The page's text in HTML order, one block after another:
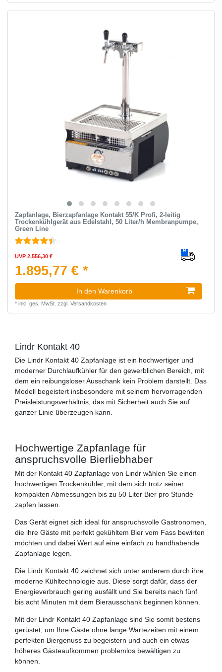
Zapfanlage, Bierzapfanlage Kontakt 55/K Profi, 2-leitig
Trockenkühlgerät aus Edelstahl, 50 Liter/h Membranpumpe,
Green Line
UVP 2.556,30 €
1.895,77 € *
In den Warenkorb
* inkl. ges. MwSt. zzgl. Versandkosten
Lindr Kontakt 40
Die Lindr Kontakt 40 Zapfanlage ist ein hochwertiger und
moderner Durchlaufkühler für den gewerblichen Bereich, mit
dem ein reibungsloser Ausschank kein Problem darstellt. Das
Modell begeistert insbesondere mit seinem hervorragenden
Preisleistungsverhältnis, das mit Sicherheit auch Sie auf
ganzer Linie überzeugen kann.
Hochwertige Zapfanlage für
anspruchsvolle Bierliebhaber
Mit der Kontakt 40 Zapfanlage von Lindr wählen Sie einen
hochwertigen Trockenkühler, mit dem sich trotz seiner
kompakten Abmessungen bis zu 50 Liter Bier pro Stunde
zapfen lassen.
Das Gerät eignet sich ideal für anspruchsvolle Gastronomen,
die ihre Gäste mit perfekt gekühltem Bier vom Fass bewirten
möchten und dabei Wert auf eine einfach zu handhabende
Zapfanlage legen.
Die Lindr Kontakt 40 zeichnet sich unter anderem durch ihre
moderne Kühltechnologie aus. Diese sorgt dafür, dass der
Energieverbrauch gering ausfällt und Sie bereits nach fünf
bis acht Minuten mit dem Bierausschank beginnen können.
Mit der Lindr Kontakt 40 Zapfanlage sind Sie somit bestens
gerüstet, um Ihre Gäste ohne lange Wartezeiten mit einem
perfekten Biergenuss zu begeistern und auch ein etwas
höheres Gästeaufkommen problemlos bewältigen zu
können.